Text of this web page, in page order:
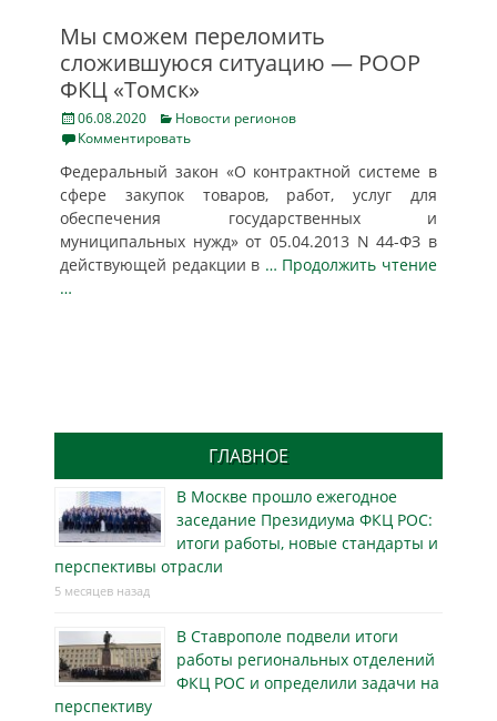
Мы сможем переломить
сложившуюся ситуацию — РООР
ФКЦ «Томск»
Posted
on
06.08.2020 Categories
Новости регионов
Комментировать
Федеральный закон «О контрактной системе в
сфере закупок товаров, работ, услуг для
обеспечения государственных и
муниципальных нужд» от 05.04.2013 N 44-ФЗ в
действующей редакции в … Продолжить чтение
…
ГЛАВНОЕ
В Москве прошло ежегодное
заседание Президиума ФКЦ РОС:
итоги работы, новые стандарты и
перспективы отрасли
5 месяцев назад
В Ставрополе подвели итоги
работы региональных отделений
ФКЦ РОС и определили задачи на
перспективу